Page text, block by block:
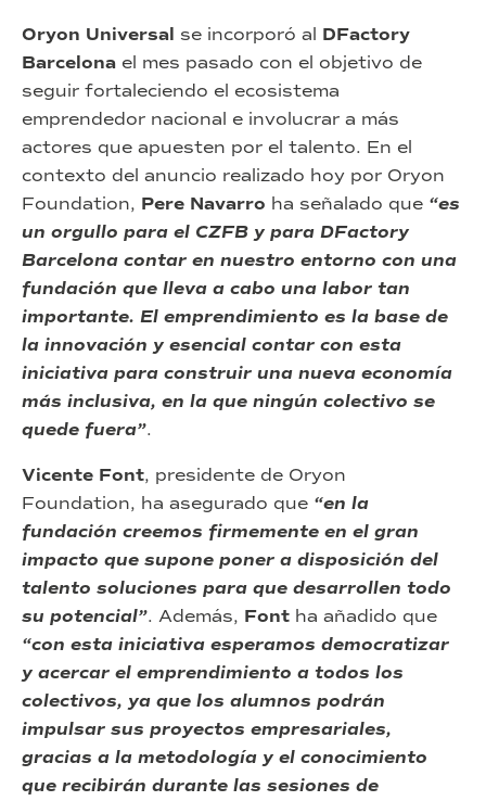
Oryon Universal se incorporó al DFactory
Barcelona el mes pasado con el objetivo de
seguir fortaleciendo el ecosistema
emprendedor nacional e involucrar a más
actores que apuesten por el talento. En el
contexto del anuncio realizado hoy por Oryon
Foundation, Pere Navarro ha señalado que “es
un orgullo para el CZFB y para DFactory
Barcelona contar en nuestro entorno con una
fundación que lleva a cabo una labor tan
importante. El emprendimiento es la base de
la innovación y esencial contar con esta
iniciativa para construir una nueva economía
más inclusiva, en la que ningún colectivo se
quede fuera”.
Vicente Font, presidente de Oryon
Foundation, ha asegurado que “en la
fundación creemos firmemente en el gran
impacto que supone poner a disposición del
talento soluciones para que desarrollen todo
su potencial”. Además, Font ha añadido que
“con esta iniciativa esperamos democratizar
y acercar el emprendimiento a todos los
colectivos, ya que los alumnos podrán
impulsar sus proyectos empresariales,
gracias a la metodología y el conocimiento
que recibirán durante las sesiones de